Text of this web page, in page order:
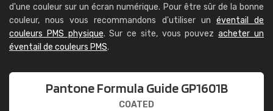
d'une couleur sur un écran numérique. Pour être sûr de la bonne
couleur, nous vous recommandons d'utiliser un éventail de
couleurs PMS physique. Sur ce site, vous pouvezacheter un
éventail de couleurs PMS.
Pantone Formula Guide GP1601B
COATED